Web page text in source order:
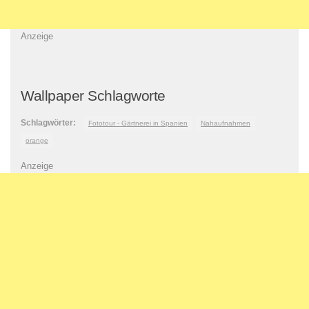
Anzeige
Wallpaper Schlagworte
Schlagwörter: Fototour - Gärtnerei in Spanien Nahaufnahmen
orange
Anzeige